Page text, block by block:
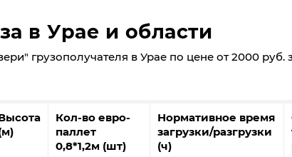
в Урае и области
грузополучателя в Урае по цене от 2000 руб.
Кол-во евро-
паллет
0,8*1,2м (шт)
Нормативное время
загрузки/разгрузки
(ч)